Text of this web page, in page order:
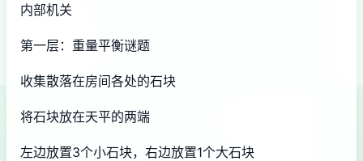
内部机关
第一层：重量平衡谜题
收集散落在房间各处的石块
将石块放在天平的两端
左边放置3个小石块，右边放置1个大石块